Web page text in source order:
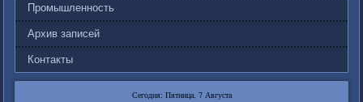
Промышленность
Архив записей
Контакты
Сегодня: Пятница, 7 Августа